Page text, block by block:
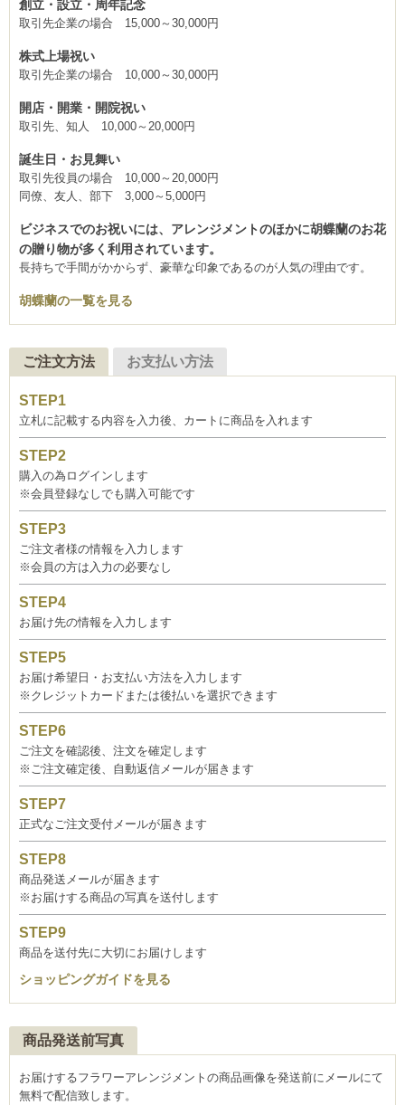
創立・設立・周年記念
取引先企業の場合 15,000～30,000円
株式上場祝い
取引先企業の場合 10,000～30,000円
開店・開業・開院祝い
取引先、知人 10,000～20,000円
誕生日・お見舞い
取引先役員の場合 10,000～20,000円
同僚、友人、部下 3,000～5,000円
ビジネスでのお祝いには、アレンジメントのほかに胡蝶蘭のお花
の贈り物が多く利用されています。
長持ちで手間がかからず、豪華な印象であるのが人気の理由です。
胡蝶蘭の一覧を見る
ご注文方法 お支払い方法
立札に記載する内容を入力後、カートに商品を入れます
購入の為ログインします
※会員登録なしでも購入可能です
ご注文者様の情報を入力します
※会員の方は入力の必要なし
お届け先の情報を入力します
お届け希望日・お支払い方法を入力します
※クレジットカードまたは後払いを選択できます
ご注文を確認後、注文を確定します
※ご注文確定後、自動返信メールが届きます
正式なご注文受付メールが届きます
商品発送メールが届きます
※お届けする商品の写真を送付します
商品を送付先に大切にお届けします
ショッピングガイドを見る
商品発送前写真
お届けするフラワーアレンジメントの商品画像を発送前にメールにて
無料で配信致します。